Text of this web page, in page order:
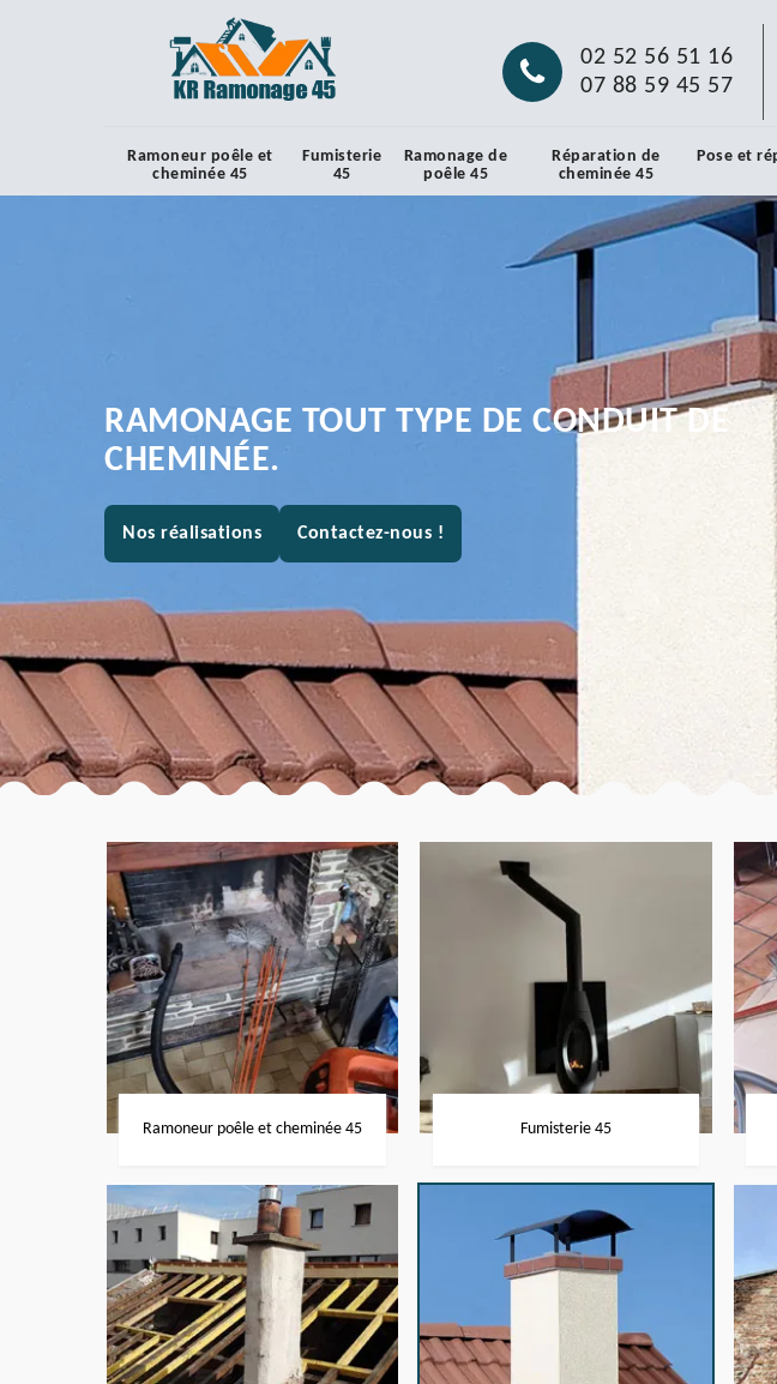
02 52 56 51 16
07 88 59 45 57
Ramoneur poêle et
cheminée 45
Fumisterie
45
Ramonage de
poêle 45
Réparation de
cheminée 45
Pose et
RAMONAGE TOUT TYPE DE CONDUIT DE
CHEMINÉE.
Nos réalisations Contactez-nous !
Ramoneur poêle et cheminée 45 Fumisterie 45